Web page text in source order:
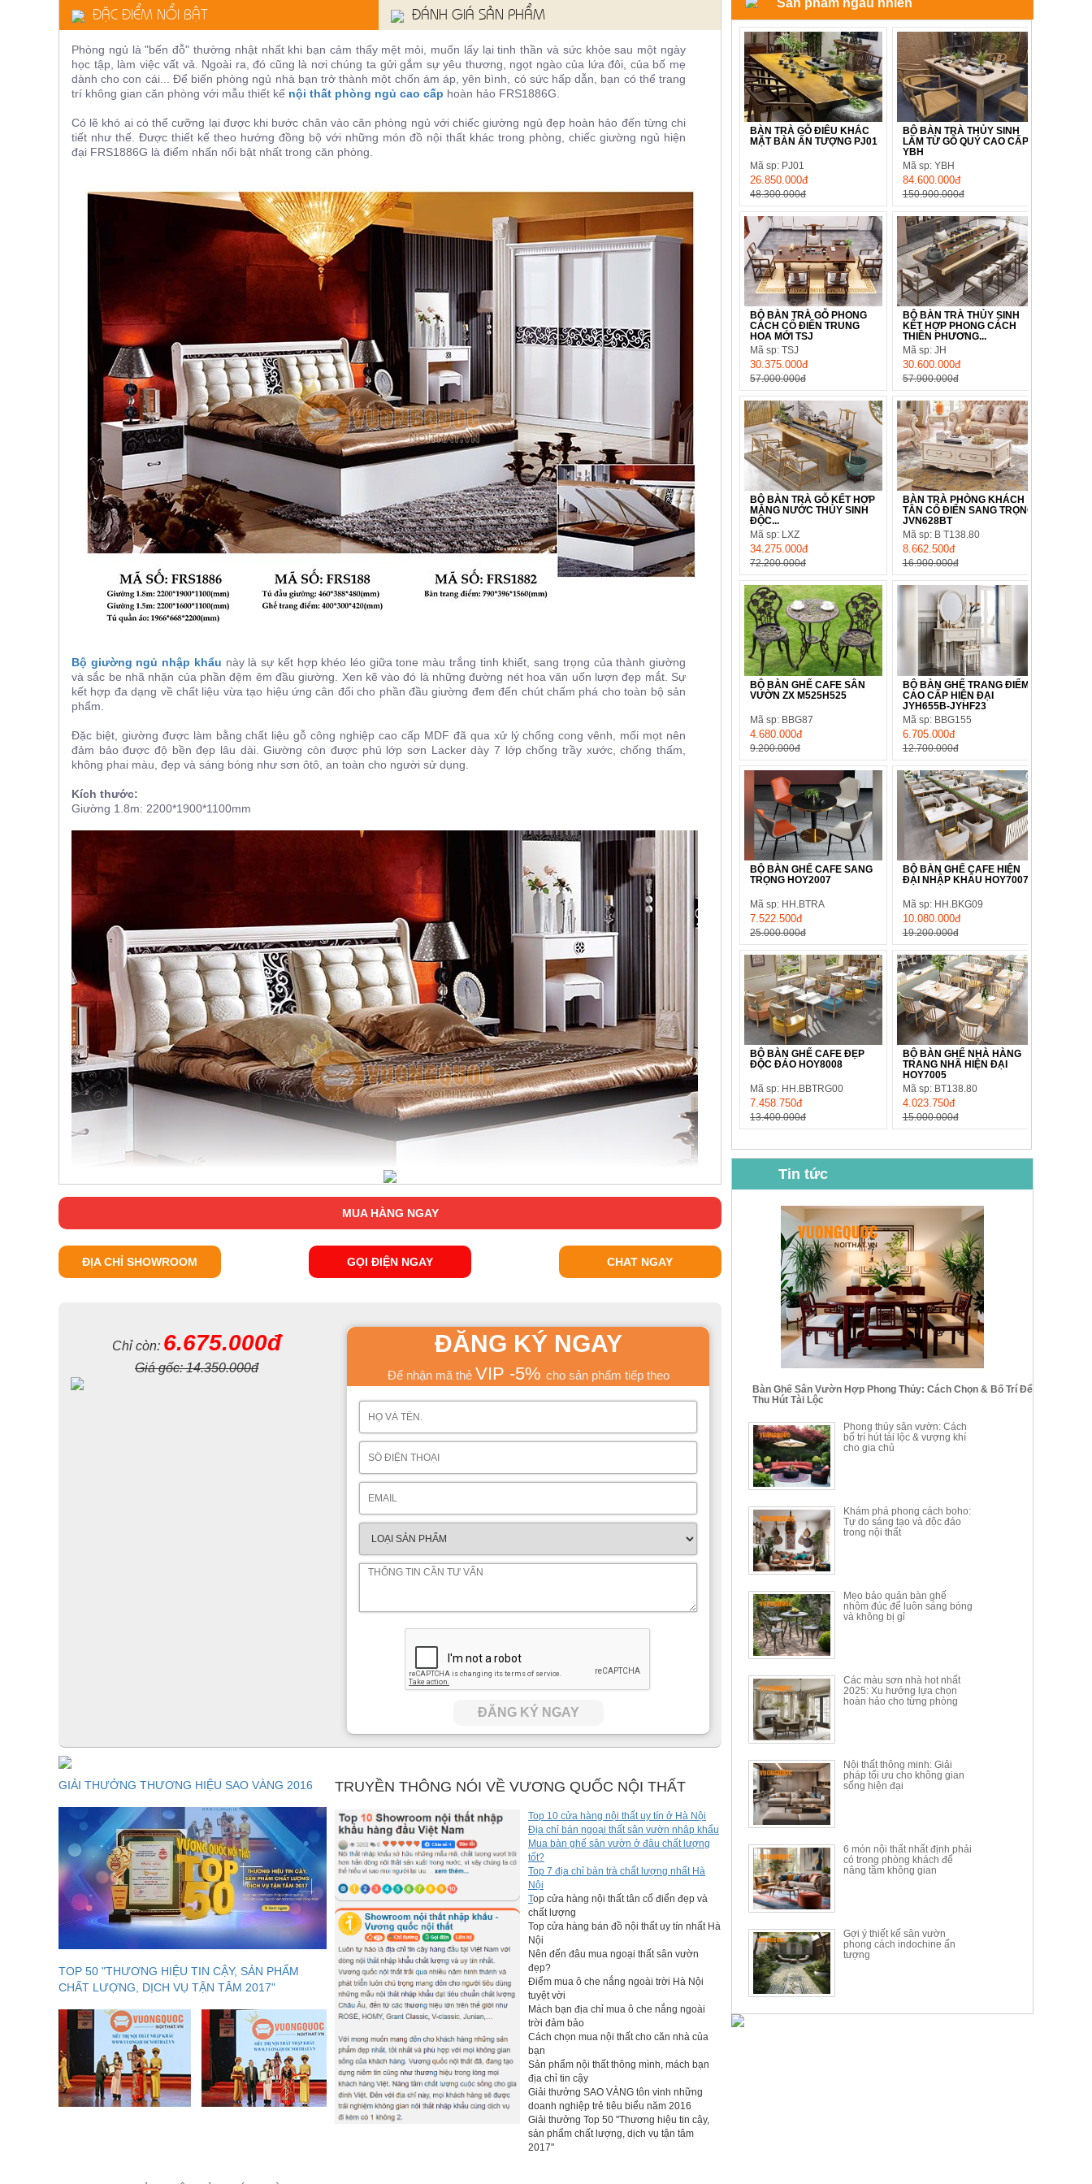
ĐẶC ĐIỂM NỔI BẬT ĐÁNH GIÁ SẢN PHẨM
Phòng ngủ là "bến đỗ" thường nhật nhất khi bạn cảm thấy mệt mỏi, muốn lấy lại tinh thần và sức khỏe sau một ngày
học tập, làm việc vất vả. Ngoài ra, đó cũng là nơi chúng ta gửi gắm sự yêu thương, ngọt ngào của lứa đôi, của bố mẹ
dành cho con cái... Để biến phòng ngủ nhà bạn trở thành một chốn ám áp, yên bình, có sức hấp dẫn, bạn có thể trang
trí không gian căn phòng với mẫu thiết kế nội thất phòng ngủ cao cấp hoàn hảo FRS1886G
Có lẽ khó ai có thể cưỡng lại được khi bước chân vào căn phòng ngủ với chiếc giường ngủ đẹp hoàn hảo đến từng chi
tiết như thế. Được thiết kế theo hướng đồng bộ với những món đồ nội thất khác trong phòng, chiếc giường ngủ hiện
đại FRS1886G là điểm nhấn nổi bật nhất trong căn phòng
Bộ giường ngủ nhập khẩu này là sự kết hợp khéo léo giữa tone màu trắng tinh khiết, sang trọng của thành giường
và sắc be nhã nhặn của phần đệm êm đầu giường. Xen kẽ vào đó là những đường nét hoa văn uốn lượn đẹp mắt. Sự
kết hợp đa dạng về chất liệu vừa tạo hiệu ứng cân đối cho phần đầu giường đem đến chút chấm phá cho toàn bộ sản
phẩm.
Đặc biệt, giường được làm bằng chất liệu gỗ công nghiệp cao cấp MDF đã qua xử lý chống cong vênh, mối mọt nên
đảm bảo được độ bền đẹp lâu dài. Giường còn được phủ lớp sơn Lacker dày 7 lớp chống trầy xước, chống thấm,
không phai màu, đẹp và sáng bóng như sơn ôtô, an toàn cho người sử dụng.
Kích thước:
Giường 1.8m: 2200*1900*1100mm
MUA HÀNG NGAY
ĐỊA CHỈ SHOWROOM GỌI ĐIỆN NGAY CHAT NGAY
Chỉ còn: 6.675.000đ
Giá gốc:14.350.000đ
ĐĂNG KÝ NGAY
Để nhận mã thẻ VIP -5% cho sản phẩm tiếp theo
ĐĂNG KÝ NGAY
GIẢI THƯỞNG THƯƠNG HIỆU SAO VÀNG 2016
TOP 50 "THƯƠNG HIỆU TIN CẬY, SẢN PHẨM
CHẤT LƯỢNG, DỊCH VỤ TẬN TÂM 2017"
TRUYỀN THÔNG NÓI VỀ VƯƠNG QUỐC NỘI THẤT
Top 10 cửa hàng nội thất uy tín ở Hà Nội
Địa chỉ bán ngoại thất sân vườn nhâp khẩu
Mua bàn ghế sân vườn ở đâu chất lượng
tốt?
Top 7 địa chỉ bàn trà chất lượng nhất Hà
Nội
Top cửa hàng nội thất tân cổ điển đẹp và
chất lượng
Top cửa hàng bán đồ nội thất uy tín nhất Hà
Nội
Nên đến đâu mua ngoại thất sân vườn
đẹp?
Điểm mua ô che nắng ngoài trời Hà Nội
tuyệt vời
Mách bạn địa chỉ mua ô che nắng ngoài
trời đảm bảo
Cách chọn mua nội thất cho căn nhà của
bạn
Sản phẩm nội thất thông mình, mách bạn
địa chỉ tin cậy
Giải thưởng SAO VÀNG tôn vinh những
doanh nghiệp trẻ tiêu biểu năm 2016
Giải thưởng Top 50 "Thương hiệu tin cậy,
sản phẩm chất lượng, dịch vụ tận tâm
2017"
Sản phẩm ngẫu nhiên
BÀN TRÀ GỖ ĐIÊU KHẮC
MẶT BÀN ẤN TƯỢNG PJ01
Mã sp: PJ01
26.850.000đ
48.300.000đ
BỘ BÀN TRÀ THỦY SINH
LÀM TỪ GỖ QUÝ CAO CẤP
YBH
Mã sp: YBH
84.600.000đ
150.900.000đ
BỘ BÀN TRÀ GỖ PHONG
CÁCH CỔ ĐIỂN TRUNG
HOA MỚI TSJ
Mã sp: TSJ
30.375.000đ
57.000.000đ
BỘ BÀN TRÀ THỦY SINH
KẾT HỢP PHONG CÁCH
THIỀN PHƯƠNG...
Mã sp: JH
30.600.000đ
57.900.000đ
BỘ BÀN TRÀ GỖ KẾT HỢP
MÁNG NƯỚC THỦY SINH
ĐỘC...
Mã sp: LXZ
34.275.000đ
72.200.000đ
BÀN TRÀ PHÒNG KHÁCH
TÂN CỔ ĐIỂN SANG TRỌNG
JVN628BT
Mã sp: B T138.80
8.662.500đ
16.900.000đ
BỘ BÀN GHẾ CAFE SÂN
VƯỜN ZX M525H525
Mã sp: BBG87
4.680.000đ
9.200.000đ
BỘ BÀN GHẾ TRANG ĐIỂM
CAO CẤP HIỆN ĐẠI
JYH655B-JYHF23
Mã sp: BBG155
6.705.000đ
12.700.000đ
BỘ BÀN GHẾ CAFE SANG
TRỌNG HOY2007
Mã sp: HH.BTRA
7.522.500đ
25.000.000đ
BỘ BÀN GHẾ CAFE HIỆN
ĐẠI NHẬP KHẨU HOY7007
Mã sp: HH.BKG09
10.080.000đ
19.200.000đ
BỘ BÀN GHẾ CAFE ĐẸP
ĐỘC ĐÁO HOY8008
Mã sp: HH.BBTRG00
7.458.750đ
13.400.000đ
BỘ BÀN GHẾ NHÀ HÀNG
TRANG NHÃ HIỆN ĐẠI
HOY7005
Mã sp: BT138.80
4.023.750đ
15.000.000đ
BỘ BÀN GHẾ CAFE NHẬP
KHẨU CAO CẤP HOY7006
Mã sp: BT135
14.178.750đ
24.700.000đ
BỘ BÀN TRÀ GỖ TỰ NHIÊN
PHONG CÁCH TRUNG HOA
KIỂU MỚI...
Mã sp: BT138.80
20.250.000đ
39.150.000đ
BỘ BÀN TRÀ GỖ PHONG
CÁCH MỚI KẾT HỢP KHAY
NHÚNG TRÀ YDX
Mã sp: BT150.46
17.617.500đ
34.100.000đ
BỘ BÀN GHẾ CAFE KIỂU
DÁNG ĐƠN GIẢN HIỆN ĐẠI
HOY8010
BÀN GHẾ TRANG ĐIỂM
THÔNG MINH HIỆN ĐẠI
TÍCH HỢP SẠC...
Mã sp: HH.BTD08
6.510.000đ
BỘ BÀN ĂN ĐẢO MẶT ĐÁ
PHIẾN AK3699
Tin tức
Bàn Ghế Sân Vườn Hợp Phong Thủy: Cách Chọn & Bố Trí Để
Thu Hút Tài Lộc
Phong thủy sân vườn: Cách
bố trí hút tài lộc & vượng khí
cho gia chủ
Khám phá phong cách boho:
Tự do sáng tạo và độc đáo
trong nội thất
Mẹo bảo quản bàn ghế
nhôm đúc để luôn sáng bóng
và không bị gỉ
Các màu sơn nhà hot nhất
2025: Xu hướng lựa chọn
hoàn hảo cho từng phòng
Nội thất thông minh: Giải
pháp tối ưu cho không gian
sống hiện đại
6 món nội thất nhất định phải
có trong phòng khách để
nâng tầm không gian
Gợi ý thiết kế sân vườn
phong cách indochine ấn
tượng